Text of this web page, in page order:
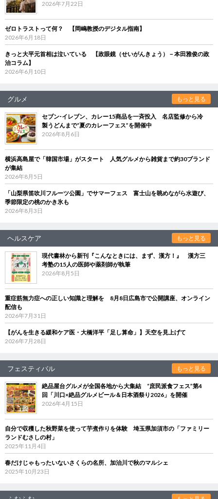
2026年7月22日
ゼロトラストって何？ 【岡嶋教授のデジタル指南】
2026年6月18日
きっと大平元首相は泣いている 【政眼鏡（せいがんきょう）－本田雅俊の政
治コラム】
2026年6月10日
グルメ もっと見る
セブン‐イレブン、カレー15商品を一斉投入 名店監修から冷
製うどんまで“夏のカレーフェス”を開催中
2026年8月6日
横浜高島屋で「韓国市場」がスタート 人気グルメから雑貨まで約30ブランド
が集結
2026年8月5日
「山梨県笛吹川フルーツ公園」でサマーフェス 富士山を眺めながら水遊び、
季節限定の桃のかき氷も
2026年8月3日
ヘルスケア もっと見る
現代書林から新刊『こんなときには、まず、漢方！』 漢方三
考塾の15人の医師や薬剤師が執筆
2026年8月5日
重症筋無力症への正しい知識と理解を 8月8日広島市で公開講座、オンライン
配信も
2026年7月31日
【がんを生きる緩和ケア医・大橋洋平「足し算命」】天空を見上げて
2026年7月28日
フェスティバル もっと見る
絶品屋台グルメが全国各地から大集結 “庶民派食フェス”第4
回「川口×絶品グルメビール＆日本酒祭り2026」を開催
2026年4月15日
自分で収穫した秋野菜を使って芋煮作りを体験 埼玉県加須市の「ファミリー
ランドむさしの村」
2025年11月4日
春だけじゃもったいないさくらの名所、加治川で秋のマルシェ
2025年10月23日